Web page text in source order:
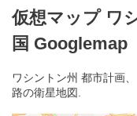
仮想マップ ワ
国 Googlemap
ワシントン州 都市計画
路の衛星地図.